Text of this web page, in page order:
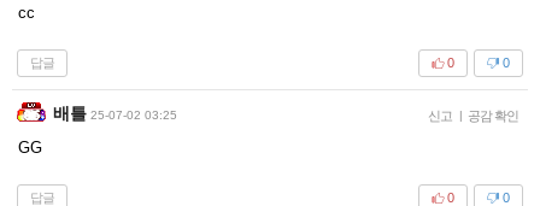
cc
답글 0
0
배틀 25-07-02 03:25 신고 | 공감 확인
GG
답글 0
0